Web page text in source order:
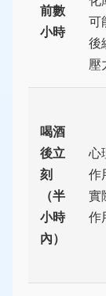
前數
小時
可
後
壓
喝酒
後立
刻
（半
小時
內）
心
作
實
作